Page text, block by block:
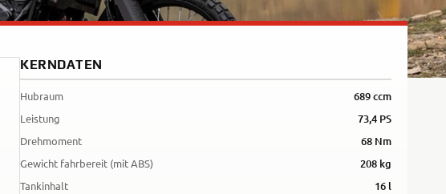
KERNDATEN
Hubraum 689 ccm
Leistung 73,4 PS
Drehmoment 68 Nm
Gewicht fahrbereit (mit ABS) 208 kg
Tankinhalt 16 l